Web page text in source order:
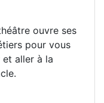
ouvre ses
pour vous
et aller à la